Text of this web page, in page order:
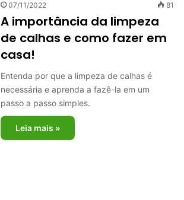
07/11/2022 81
A importância da limpeza
de calhas e como fazer em
casa!
Entenda por que a limpeza de calhas é
necessária e aprenda a fazê-la em um
passo a passo simples.
Leia mais »